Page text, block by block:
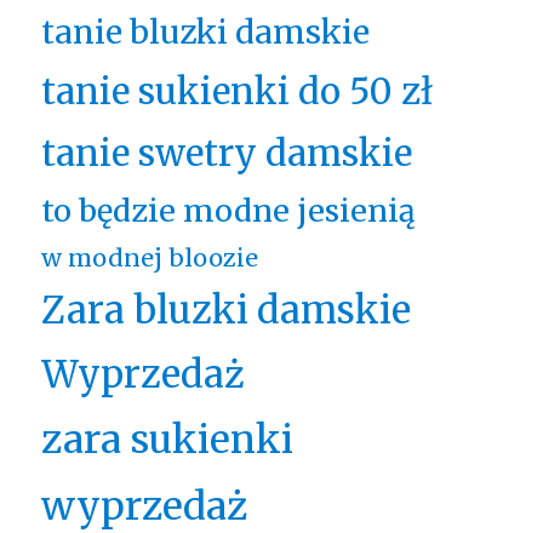
tanie bluzki damskie
tanie sukienki do 50 zł
tanie swetry damskie
to będzie modne jesienią
w modnej bloozie
Zara bluzki damskie
Wyprzedaż
zara sukienki
wyprzedaż